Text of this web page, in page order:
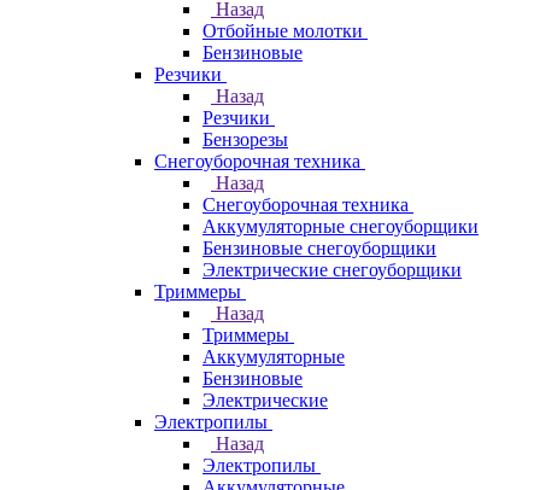
Назад
Отбойные молотки
Бензиновые
Резчики
Назад
Резчики
Бензорезы
Снегоуборочная техника
Назад
Снегоуборочная техника
Аккумуляторные снегоуборщики
Бензиновые снегоуборщики
Электрические снегоуборщики
Триммеры
Назад
Триммеры
Аккумуляторные
Бензиновые
Электрические
Электропилы
Назад
Электропилы